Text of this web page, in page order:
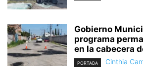
Gobierno
programa
en la cabecera
PORTADA Cinthia